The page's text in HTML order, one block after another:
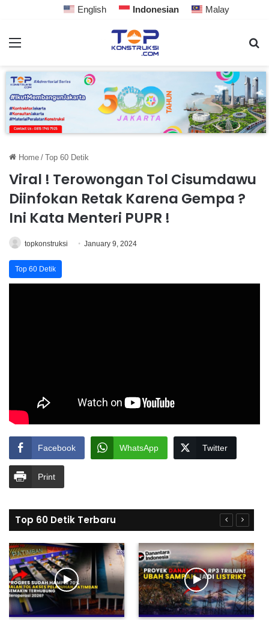
English Indonesian Malay
Home / Top 60 Detik
Viral ! Terowongan Tol Cisumdawu
Diinfokan Retak Karena Gempa ?
Ini Kata Menteri PUPR !
topkonstruksi January 9, 2024
Top 60 Detik
Facebook WhatsApp Twitter
Print
Top 60 Detik Terbaru